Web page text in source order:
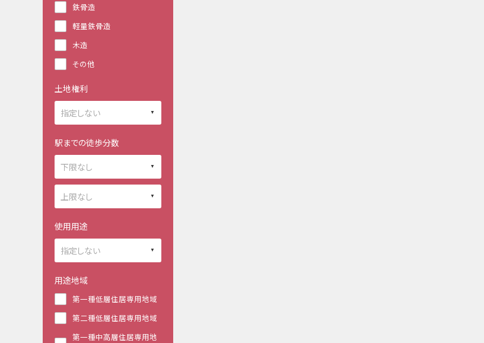
鉄骨造
軽量鉄骨造
木造
その他
土地権利
駅までの徒歩分数
使用用途
用途地域
第一種低層住居専用地域
第二種低層住居専用地域
第一種中高層住居専用地